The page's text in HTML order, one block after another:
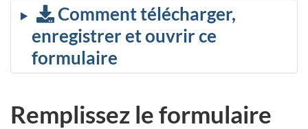
Comment télécharger,
enregistrer et ouvrir ce
formulaire
Remplissez le formulaire